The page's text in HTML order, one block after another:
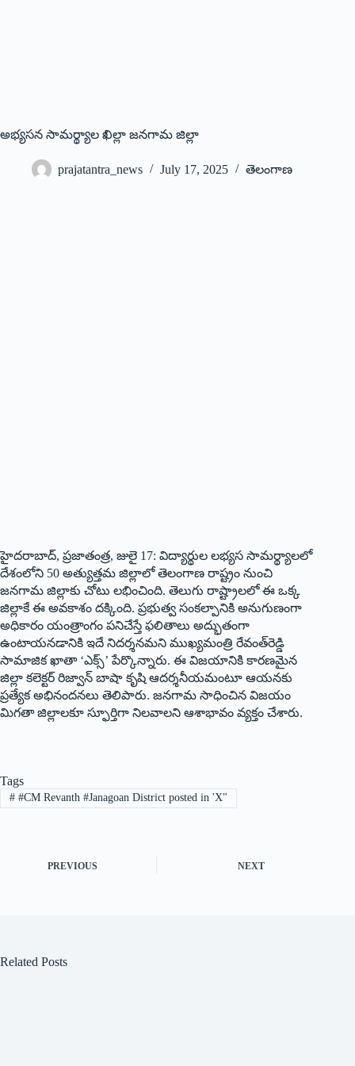
అభ్యసన సామర్థ్యాల ఖిల్లా జనగామ జిల్లా
prajatantra_news July 17, 2025 తెలంగాణ
హైదరాబాద్‌, ప్రజాతంత్ర, జులై 17: విద్యార్థుల లభ్యస సామర్థ్యాలలో
దేశంలోని 50 అత్యుత్తమ జిల్లాలో తెలంగాణ రాష్ట్రం నుంచి
జనగామ జిల్లాకు చోటు లభించింది. తెలుగు రాష్ట్రాలలో ఈ ఒక్క
జిల్లాకే ఈ అవకాశం దక్కింది. ప్రభుత్వ సంకల్పానికి అనుగుణంగా
అధికారం యంత్రాంగం పనిచేస్తే ఫలితాలు అద్భుతంగా
ఉంటాయనడానికి ఇదే నిదర్శనమని ముఖ్యమంత్రి రేవంత్‌రెడ్డి
సామాజిక ఖాతా ‘ఎక్స్‌’ పేర్కొన్నారు. ఈ విజయానికి కారణమైన
జిల్లా కలెక్టర్‌ రిజ్వాన్‌ బాషా కృషి ఆదర్శనీయమంటూ ఆయనకు
ప్రత్యేక అభినందనలు తెలిపారు. జనగామ సాధించిన విజయం
మిగతా జిల్లాలకూ స్ఫూర్తిగా నిలవాలని ఆశాభావం వ్యక్తం చేశారు.
Tags
##CM Revanth #Janagoan District posted in 'X"
PREVIOUS NEXT
Related Posts